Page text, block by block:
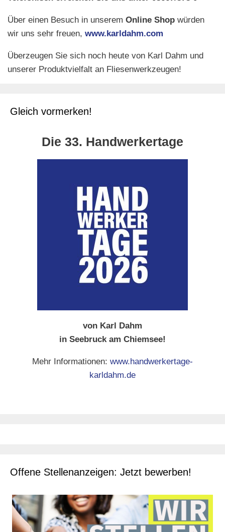
Über einen Besuch in unserem Online Shop würden
wir uns sehr freuen, www.karldahm.com
Überzeugen Sie sich noch heute von Karl Dahm und
unserer Produktvielfalt an Fliesenwerkzeugen!
Gleich vormerken!
Die 33. Handwerkertage
von Karl Dahm
in Seebruck am Chiemsee!
Mehr Informationen: www.handwerkertage-
karldahm.de
Offene Stellenanzeigen: Jetzt bewerben!